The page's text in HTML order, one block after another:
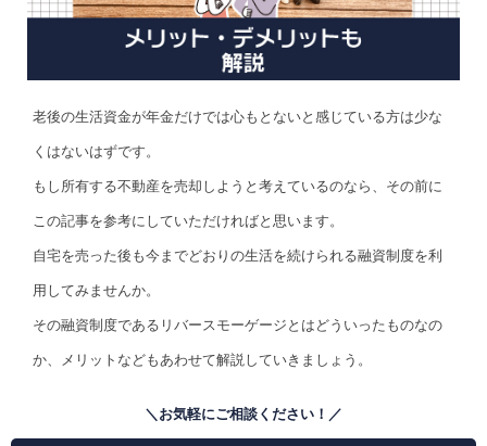
老後の生活資金が年金だけでは心もとないと感じている方は少な
くはないはずです。
もし所有する不動産を売却しようと考えているのなら、その前に
この記事を参考にしていただければと思います。
自宅を売った後も今までどおりの生活を続けられる融資制度を利
用してみませんか。
その融資制度であるリバースモーゲージとはどういったものなの
か、メリットなどもあわせて解説していきましょう。
＼お気軽にご相談ください！／